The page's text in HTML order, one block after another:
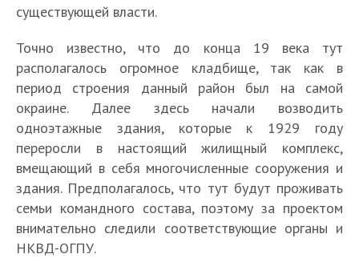
существующей власти.
Точно известно, что до конца 19 века тут
располагалось огромное кладбище, так как в
период строения данный район был на самой
окраине. Далее здесь начали возводить
одноэтажные здания, которые к 1929 году
переросли в настоящий жилищный комплекс,
вмещающий в себя многочисленные сооружения и
здания. Предполагалось, что тут будут проживать
семьи командного состава, поэтому за проектом
внимательно следили соответствующие органы и
НКВД-ОГПУ.